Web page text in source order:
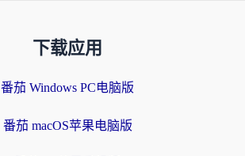
下载应用
番茄 Windows PC电脑版
番茄 macOS苹果电脑版